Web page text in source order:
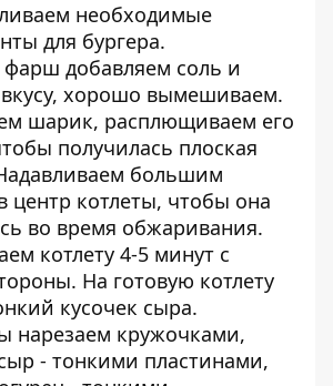
необходимые
для бургера.
добавляем соль и
хорошо вымешиваем.
шарик, расплющиваем его
получилась плоская
большим
центр котлеты, чтобы она
во время обжаривания.
котлету 4-5 минут с
На готовую котлету
кусочек сыра.
нарезаем кружочками,
- тонкими пластинами,